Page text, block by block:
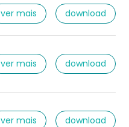
ver mais download
ver mais download
ver mais download